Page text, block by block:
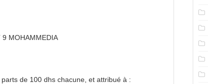
9 MOHAMMEDIA
de 100 dhs chacune, et attribué à :